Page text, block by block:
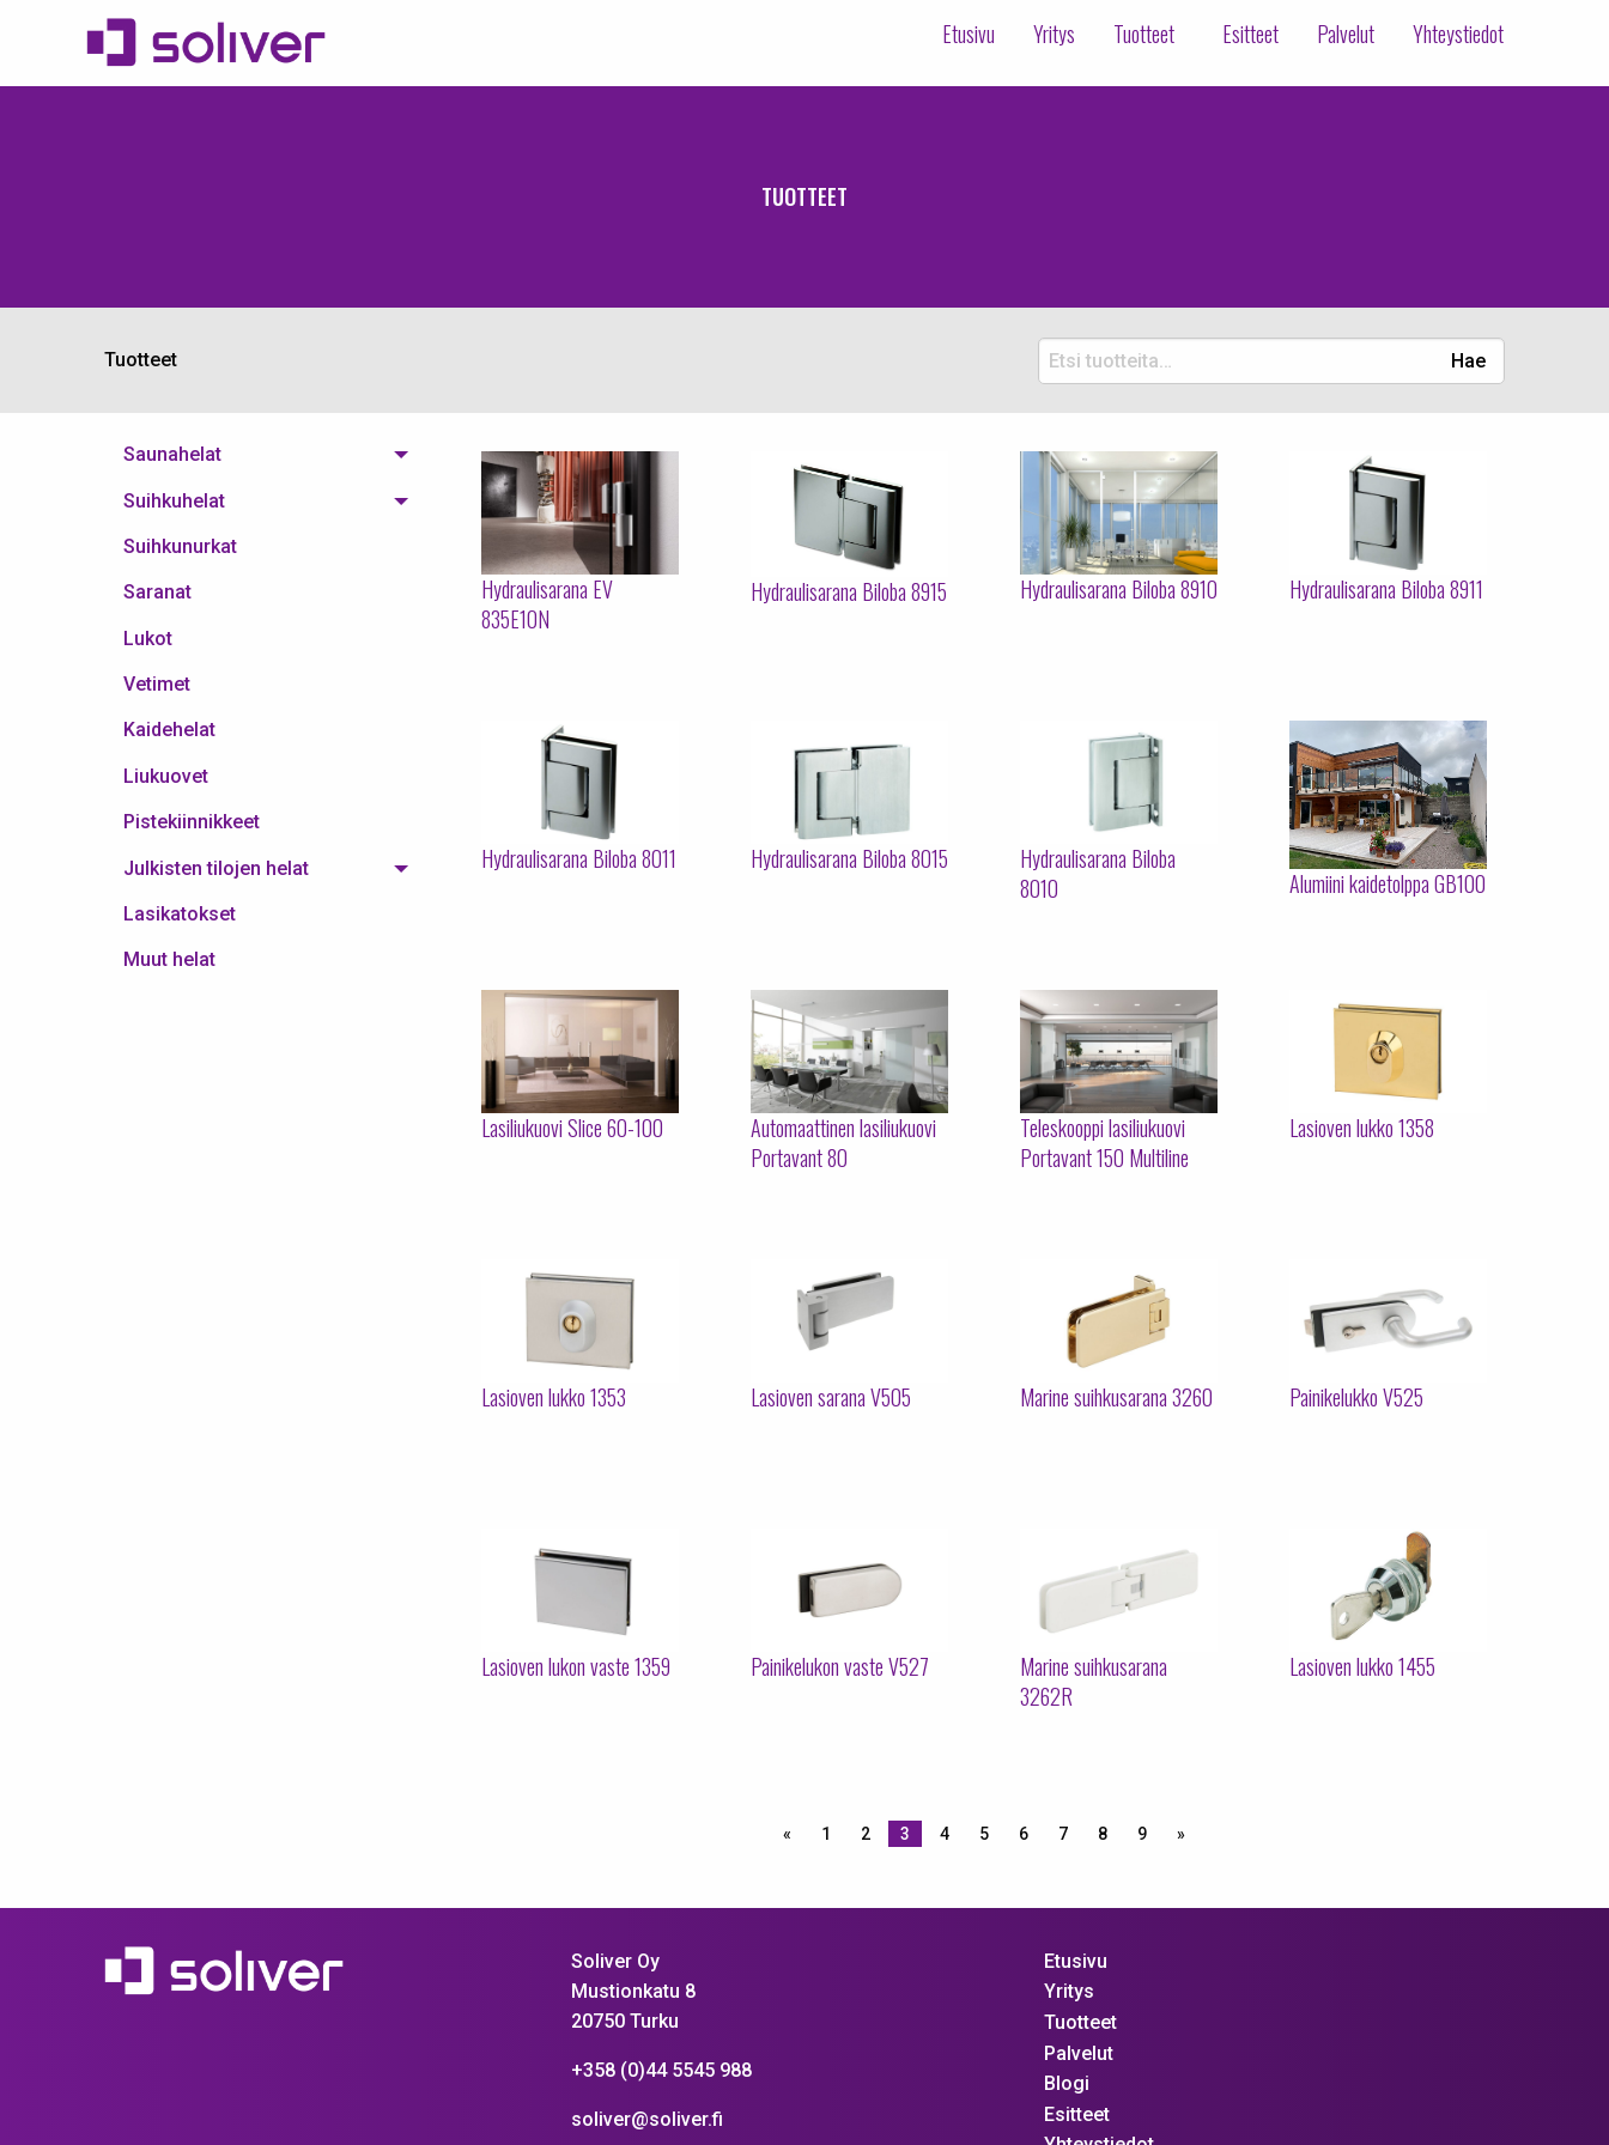
Etusivu Yritys Tuotteet Esitteet Palvelut Yhteystiedot
TUOTTEET
Tuotteet
Etsi
tuotteita:
Hae
Saunahelat
Suihkuhelat
Suihkunurkat
Saranat
Lukot
Vetimet
Kaidehelat
Liukuovet
Pistekiinnikkeet
Julkisten tilojen helat
Lasikatokset
Muut helat
Hydraulisarana EV
835E10N
Hydraulisarana Biloba 8915 Hydraulisarana Biloba 8910 Hydraulisarana Biloba 8911
Hydraulisarana Biloba 8011 Hydraulisarana Biloba 8015
Hydraulisarana Biloba
8010
Alumiini kaidetolppa GB100
Lasiliukuovi Slice 60-100
Automaattinen lasiliukuovi
Portavant 80
Teleskooppi lasiliukuovi
Portavant 150 Multiline
Lasioven lukko 1358
Lasioven lukko 1353 Lasioven sarana V505 Marine suihkusarana 3260 Painikelukko V525
Lasioven lukon vaste 1359 Painikelukon vaste V527
Marine suihkusarana
3262R
Lasioven lukko 1455
« 1 2 3 4 5 6 7 8 9 »
Soliver Oy
Mustionkatu 8
20750 Turku
+358 (0)44 5545 988
soliver@soliver.fi
Etusivu
Yritys
Tuotteet
Palvelut
Blogi
Esitteet